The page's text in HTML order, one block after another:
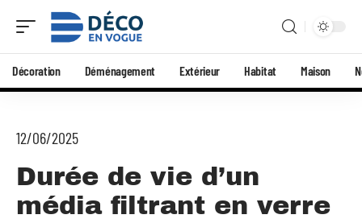
Décoration Déménagement Extérieur Habitat Maison
12/06/2025
Durée de vie d’un
média filtrant en verre